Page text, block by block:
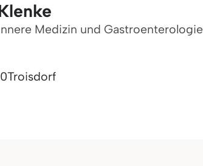
Medizin und Gastroenterologie
Troisdorf